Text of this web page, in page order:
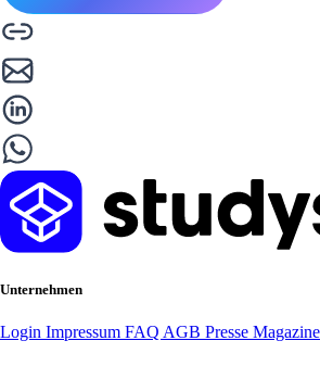
Unternehmen
Login Impressum FAQ AGB Presse Magazine